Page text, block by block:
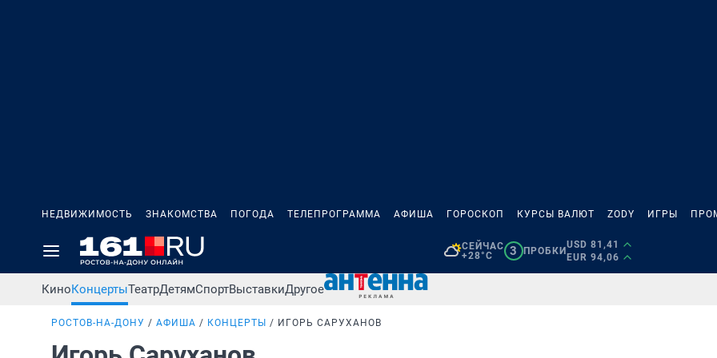
НЕДВИЖИМОСТЬ ЗНАКОМСТВА ПОГОДА ТЕЛЕПРОГРАММА АФИША ГОРОСКОП КУРСЫ ВАЛЮТ ZODY ИГРЫ
СЕЙЧАС
+28°C
3 ПРОБКИ
USD 81,41
EUR 94,06
КиноКонцертыТеатрДетямСпортВыставкиДругое
РОСТОВ-НА-ДОНУ АФИША КОНЦЕРТЫ ИГОРЬ САРУХАНОВ